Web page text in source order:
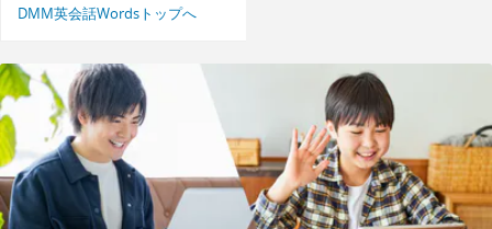
DMM英会話Wordsトップへ